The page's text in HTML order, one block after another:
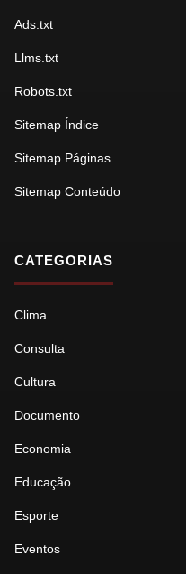
Ads.txt
Llms.txt
Robots.txt
Sitemap Índice
Sitemap Páginas
Sitemap Conteúdo
CATEGORIAS
Clima
Consulta
Cultura
Documento
Economia
Educação
Esporte
Eventos